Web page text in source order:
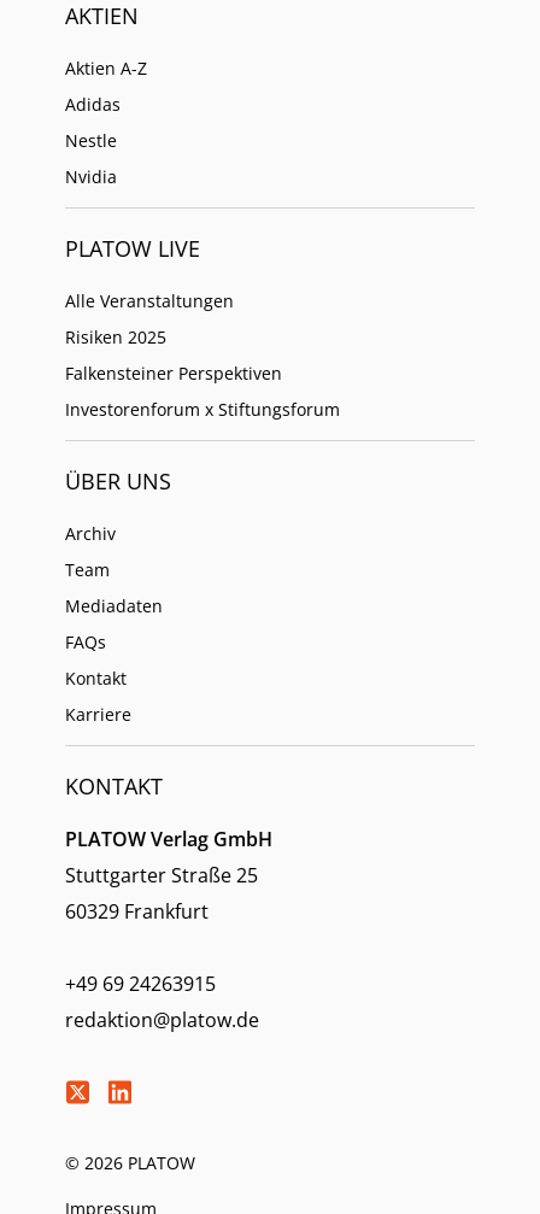
AKTIEN
Aktien A-Z
Adidas
Nestle
Nvidia
PLATOW LIVE
Alle Veranstaltungen
Risiken 2025
Falkensteiner Perspektiven
Investorenforum x Stiftungsforum
ÜBER UNS
Archiv
Team
Mediadaten
FAQs
Kontakt
Karriere
KONTAKT
PLATOW Verlag GmbH
Stuttgarter Straße 25
60329 Frankfurt
+49 69 24263915
redaktion@platow.de
© 2026 PLATOW
Impressum